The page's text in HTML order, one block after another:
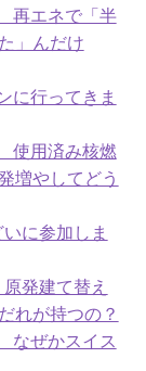
ウンinかわさ
ダウンinかわ
ダウンinかわ
ダウンinかわ
エネで「半
」んだけ
に行ってきま
用済み核燃
増やしてどう
に参加しま
発建て替え
れが持つの？
ぜかスイス